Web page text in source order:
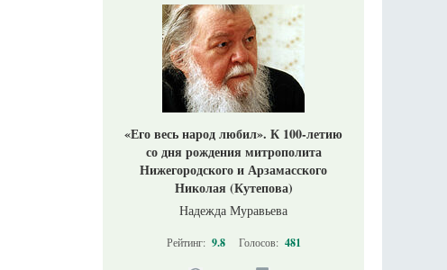
«Его весь народ любил». К 100-летию
со дня рождения митрополита
Нижегородского и Арзамасского
Николая (Кутепова)
Надежда Муравьева
Рейтинг: 9.8 Голосов: 481